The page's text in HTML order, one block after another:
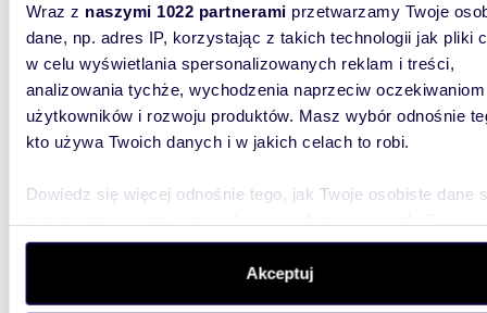
Wraz z naszymi 1022 partnerami przetwarzamy Twoje
dane, np. adres IP, korzystając z takich technologii jak pliki
w celu wyświetlania spersonalizowanych reklam i treści,
analizowania tychże, wychodzenia naprzeciw oczekiwaniom
użytkowników i rozwoju produktów. Masz wybór odnośnie
kto używa Twoich danych i w jakich celach to robi.
Dowiedz się więcej odnośnie tego, jak Twoje osobiste dane
szczegółów. W Deklaracji plików cookie możesz zmienić
wycofać swoją zgodę w dowolnej chwili.
Akceptuj
1 293
garaż
Adres:
m2
2 444
12,50